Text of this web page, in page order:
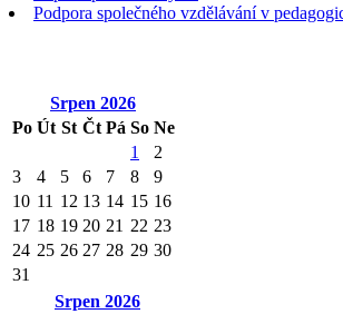
Podpora společného vzdělávání v
Srpen 2026
Po Út St Čt Pá So Ne
1
2
3
4 5 6 7 8
9
10 11 12 13 14 15 16
17 18 19 20 21 22 23
24 25 26 27 28 29 30
31
Srpen 2026